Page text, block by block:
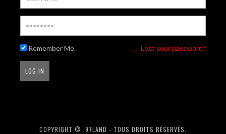
Remember Me Lost your password?
COPYRIGHT ©, 97LAND - TOUS DROITS RÉSERVÉS.